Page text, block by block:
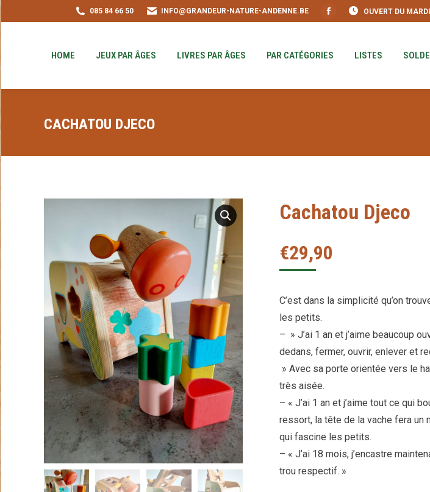
085 84 66 50 INFO@GRANDEUR-NATURE-ANDENNE.BE
Facebook
opens
OUVERT DU
HOME JEUX PAR ÂGES LIVRES PAR ÂGES PAR CATÉGORIES LISTES
CACHATOU DJECO
Cachatou Djeco
€29,90
C’est dans la simplicité qu’on
les petits.
– » J’ai 1 an et j’aime beaucoup
dedans, fermer, ouvrir, enlever et
» Avec sa porte orientée vers le
très aisée.
– « J’ai 1 an et j’aime tout ce qui
ressort, la tête de la vache fera un
qui fascine les petits.
– « J’ai 18 mois, j’encastre
trou respectif. »
HOME JEUX PAR ÂGES LIVRES PAR ÂGES PAR CATÉGORIES LISTES
PUZZLE-ACHAT